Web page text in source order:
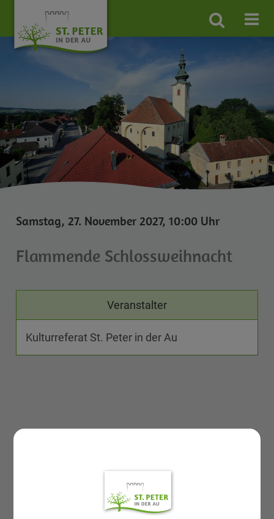
Site
search
Samstag, 27. November 2027, 10:00 Uhr
Flammende Schlossweihnacht
Veranstalter
Kulturreferat St. Peter in der Au